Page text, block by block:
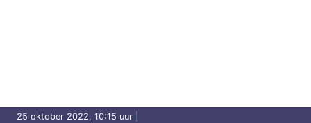
25 oktober 2022, 10:15 uur